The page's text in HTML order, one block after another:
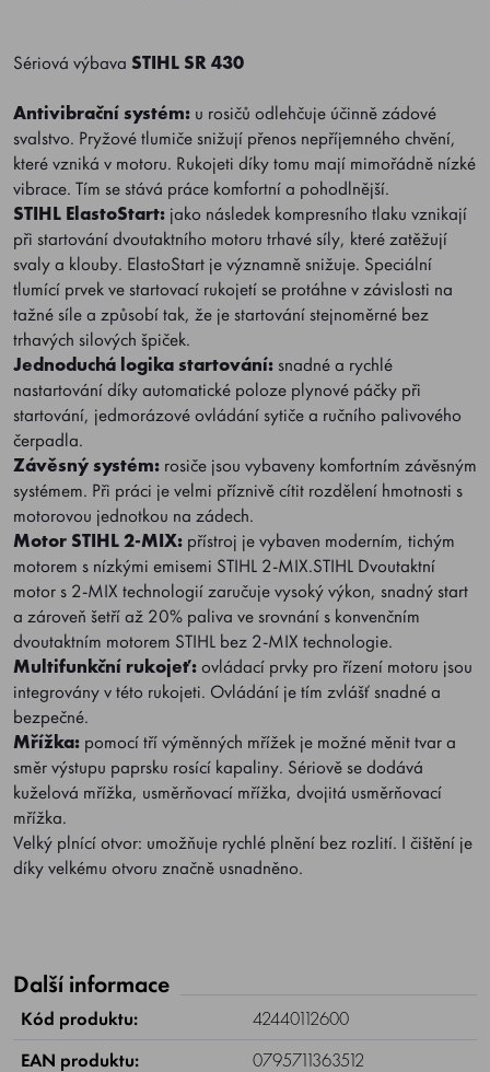
Sériová výbava STIHL SR 430
Antivibrační systém: u rosičů odlehčuje účinně zádové
svalstvo. Pryžové tlumiče snižují přenos nepříjemného chvění,
které vzniká v motoru. Rukojeti díky tomu mají mimořádně nízké
vibrace. Tím se stává práce komfortní a pohodlnější.
STIHL ElastoStart: jako následek kompresního tlaku vznikají
při startování dvoutaktního motoru trhavé síly, které zatěžují
svaly a klouby. ElastoStart je významně snižuje. Speciální
tlumící prvek ve startovací rukojetí se protáhne v závislosti na
tažné síle a způsobí tak, že je startování stejnoměrné bez
trhavých silových špiček.
Jednoduchá logika startování:snadné a rychlé
nastartování díky automatické poloze plynové páčky při
startování, jedmorázové ovládání sytiče a ručního palivového
čerpadla.
Závěsný systém: rosiče jsou vybaveny komfortním závěsným
systémem. Při práci je velmi příznivě cítit rozdělení hmotnosti s
motorovou jednotkou na zádech.
Motor STIHL 2-MIX: přístroj je vybaven moderním, tichým
motorem s nízkými emisemi STIHL 2-MIX.STIHL Dvoutaktní
motor s 2-MIX technologií zaručuje vysoký výkon, snadný start
a zároveň šetří až 20% paliva ve srovnání s konvenčním
dvoutaktním motorem STIHL bez 2-MIX technologie.
Multifunkční rukojeť:ovládací prvky pro řízení motoru jsou
integrovány v této rukojeti. Ovládání je tím zvlášť snadné a
bezpečné.
Mřížka: pomocí tří výměnných mřížek je možné měnit tvar a
směr výstupu paprsku rosící kapaliny. Sériově se dodává
kuželová mřížka, usměrňovací mřížka, dvojitá usměrňovací
mřížka.
Velký plnící otvor: umožňuje rychlé plnění bez rozlití. I čištění je
díky velkému otvoru značně usnadněno.
Další informace
Kód produktu:
42440112600
EAN produktu:
0795711363512